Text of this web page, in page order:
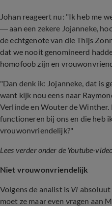
Johan reageert nu: "Ik heb me
— aan een zekere Jojanneke,
de echtgenote van die Thijs
dat we nooit genomineerd
homofoob zijn en
"Dan denk ik: Jojanneke, dat is
want kijk nou eens naar
Verlinde en Wouter de Winther.
functioneren bij ons en die heb
vrouwonvriendelijk?"
Lees verder onder de Youtube-
Niet vrouwonvriendelijk
Volgens de analist is VI
moet ze maar even vragen aan